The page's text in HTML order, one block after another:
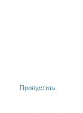
Пропустить